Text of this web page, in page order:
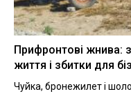
Прифронтові жнива:
життя і збитки для
Чуйка, бронежилет і